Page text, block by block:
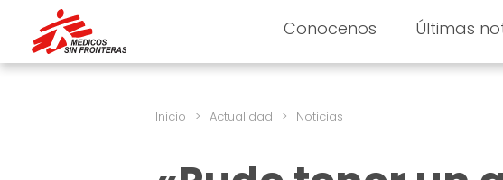
Conocenos Últimas
Inicio > Actualidad > Noticias